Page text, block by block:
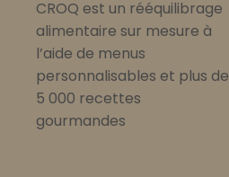
CROQ est un rééquilibrage
alimentaire sur mesure à
l’aide de menus
personnalisables et plus de
5 000 recettes
gourmandes